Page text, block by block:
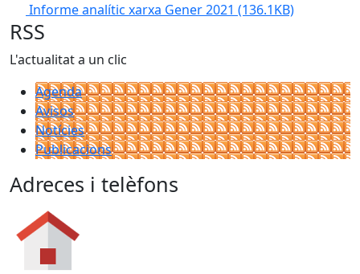
Informe analític xarxa Gener 2021 (136.1KB)
RSS
L'actualitat a un clic
Agenda
Avisos
Notícies
Publicacions
Adreces i telèfons